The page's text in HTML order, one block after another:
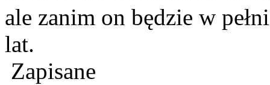
ale zanim on będzie w
lat.
Zapisane